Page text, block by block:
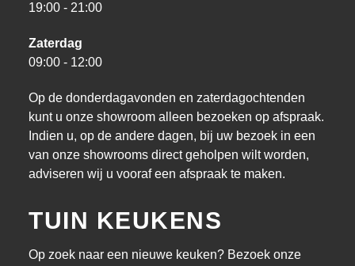
19:00 - 21:00
Zaterdag
09:00 - 12:00
Op de donderdagavonden en zaterdagochtenden
kunt u onze showroom alleen bezoeken op afspraak.
Indien u, op de andere dagen, bij uw bezoek in een
van onze showrooms direct geholpen wilt worden,
adviseren wij u vooraf een afspraak te maken.
TUIN KEUKENS
Op zoek naar een nieuwe keuken? Bezoek onze